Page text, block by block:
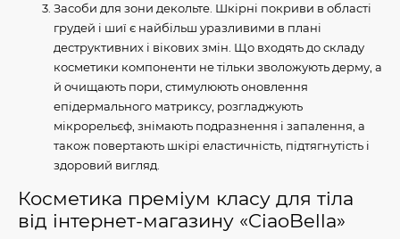
Засоби для зони декольте. Шкірні покриви в області
грудей і шиї є найбільш уразливими в плані
деструктивних і вікових змін. Що входять до складу
косметики компоненти не тільки зволожують дерму, а
й очищають пори, стимулюють оновлення
епідермального матриксу, розгладжують
мікрорельєф, знімають подразнення і запалення, а
також повертають шкірі еластичність, підтягнутість і
здоровий вигляд.
Косметика преміум класу для тіла
від інтернет-магазину «CiaoBella»